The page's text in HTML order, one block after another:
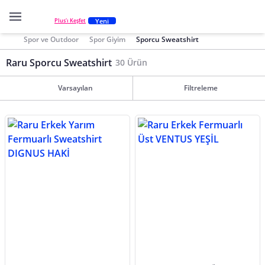
Plus'ı Keşfet Yeni
Spor ve Outdoor Spor Giyim Sporcu Sweatshirt
Raru Sporcu Sweatshirt 30 Ürün
Varsayılan Filtreleme